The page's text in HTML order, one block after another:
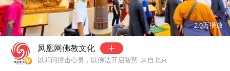
00:00 03:21
2.0万播放
凤凰网佛教文化
以叩问撞击心灵，以佛法开启智慧 来自北京